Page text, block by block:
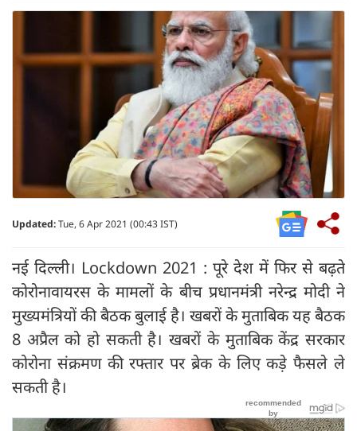
Updated:Tue, 6 Apr 2021 (00:43 IST)
नई दिल्ली। Lockdown 2021 : पूरे देश में फिर से बढ़ते
कोरोनावायरस के मामलों के बीच प्रधानमंत्री नरेन्द्र मोदी ने
मुख्यमंत्रियों की बैठक बुलाई है। खबरों के मुताबिक यह बैठक
8 अप्रैल को हो सकती है। खबरों के मुताबिक केंद्र सरकार
कोरोना संक्रमण की रफ्तार पर ब्रेक के लिए कड़े फैसले ले
सकती है।